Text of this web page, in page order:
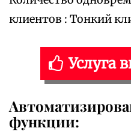
клиентов : Тонкий
Услуга
функции: